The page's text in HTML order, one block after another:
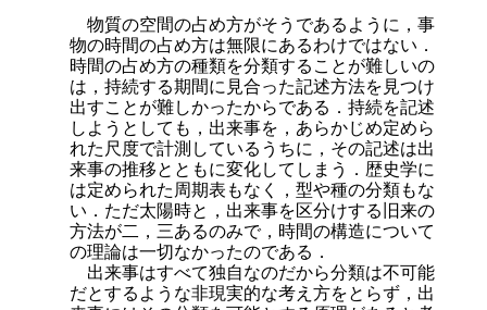
物質の空間の占め方がそうであるように，事
物の時間の占め方は無限にあるわけではない．
時間の占め方の種類を分類することが難しいの
は，持続する期間に見合った記述方法を見つけ
出すことが難しかったからである．持続を記述
しようとしても，出来事を，あらかじめ定めら
れた尺度で計測しているうちに，その記述は出
来事の推移とともに変化してしまう．歴史学に
は定められた周期表もなく，型や種の分類もな
い．ただ太陽時と，出来事を区分けする旧来の
方法が二，三あるのみで，時間の構造について
の理論は一切なかったのである．
出来事はすべて独自なのだから分類は不可能
だとするような非現実的な考え方をとらず，出